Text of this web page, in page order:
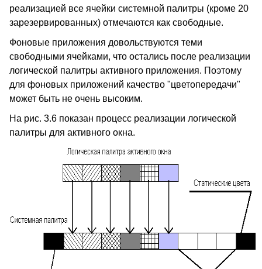
реализацией все ячейки системной палитры (кроме 20
зарезервированных) отмечаются как свободные.
Фоновые приложения довольствуются теми
свободными ячейками, что остались после реализации
логической палитры активного приложения. Поэтому
для фоновых приложений качество "цветопередачи"
может быть не очень высоким.
На рис. 3.6 показан процесс реализации логической
палитры для активного окна.